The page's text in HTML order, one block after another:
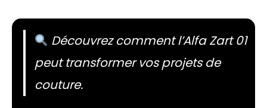
Découvrez comment l’Alfa Zart 01
peut transformer vos projets de
couture.